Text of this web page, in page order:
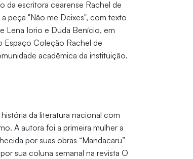
da escritora cearense Rachel de
peça "Não me Deixes", com texto
Lena Iorio e Duda Benício, em
Espaço Coleção Rachel de
acadêmica da instituição.
da literatura nacional com
A autora foi a primeira mulher a
por suas obras “Mandacaru”
sua coluna semanal na revista O